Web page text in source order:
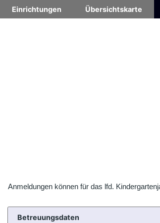
Einrichtungen Übersichtskarte
Anmeldungen können für das lfd.
Betreuungsdaten